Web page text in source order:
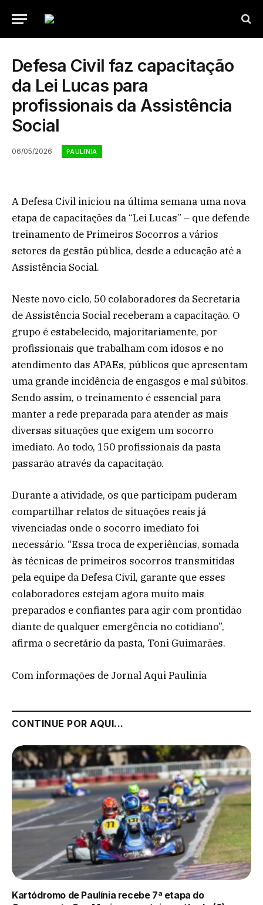
Defesa Civil faz capacitação
da Lei Lucas para
profissionais da Assistência
Social
06/05/2026 PAULINIA
A Defesa Civil iniciou na última semana uma nova
etapa de capacitações da “Lei Lucas” – que defende
treinamento de Primeiros Socorros a vários
setores da gestão pública, desde a educação até a
Assistência Social.
Neste novo ciclo, 50 colaboradores da Secretaria
de Assistência Social receberam a capacitação. O
grupo é estabelecido, majoritariamente, por
profissionais que trabalham com idosos e no
atendimento das APAEs, públicos que apresentam
uma grande incidência de engasgos e mal súbitos.
Sendo assim, o treinamento é essencial para
manter a rede preparada para atender as mais
diversas situações que exigem um socorro
imediato. Ao todo, 150 profissionais da pasta
passarão através da capacitação.
Durante a atividade, os que participam puderam
compartilhar relatos de situações reais já
vivenciadas onde o socorro imediato foi
necessário. “Essa troca de experiências, somada
às técnicas de primeiros socorros transmitidas
pela equipe da Defesa Civil, garante que esses
colaboradores estejam agora muito mais
preparados e confiantes para agir com prontidão
diante de qualquer emergência no cotidiano”,
afirma o secretário da pasta, Toni Guimarães.
Com informações de Jornal Aqui Paulinia
CONTINUE POR AQUI...
Kartódromo de Paulínia recebe 7ª etapa do